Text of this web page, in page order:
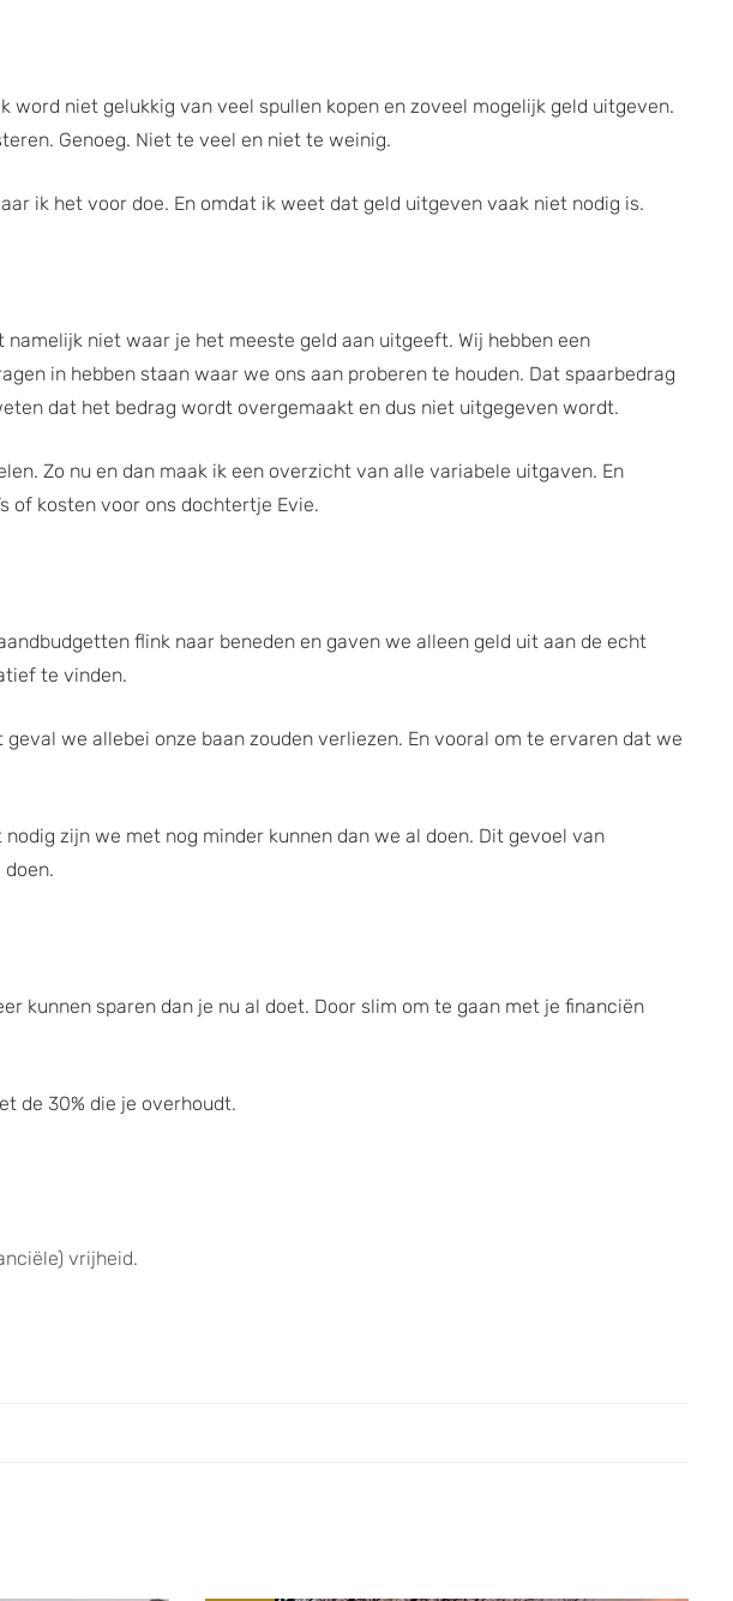
niet gelukkig van veel spullen kopen en zoveel mogelijk geld uitgeven.
Genoeg. Niet te veel en niet te weinig.
ik het voor doe. En omdat ik weet dat geld uitgeven vaak niet nodig is.
niet waar je het meeste geld aan uitgeeft. Wij hebben een
in hebben staan waar we ons aan proberen te houden. Dat spaarbedrag
dat het bedrag wordt overgemaakt en dus niet uitgegeven wordt.
Zo nu en dan maak ik een overzicht van alle variabele uitgaven. En
of kosten voor ons dochtertje Evie.
flink naar beneden en gaven we alleen geld uit aan de echt
te vinden.
we allebei onze baan zouden verliezen. En vooral om te ervaren dat we
zijn we met nog minder kunnen dan we al doen. Dit gevoel van
kunnen sparen dan je nu al doet. Door slim om te gaan met je financiën
de 30% die je overhoudt.
vrijheid.